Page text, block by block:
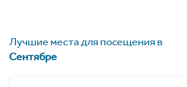
Лучшие места для посещения в
Сентябре